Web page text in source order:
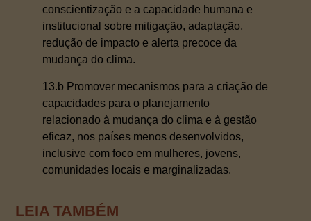
conscientização e a capacidade humana e
institucional sobre mitigação, adaptação,
redução de impacto e alerta precoce da
mudança do clima.
13.b Promover mecanismos para a criação de
capacidades para o planejamento
relacionado à mudança do clima e à gestão
eficaz, nos países menos desenvolvidos,
inclusive com foco em mulheres, jovens,
comunidades locais e marginalizadas.
LEIA TAMBÉM